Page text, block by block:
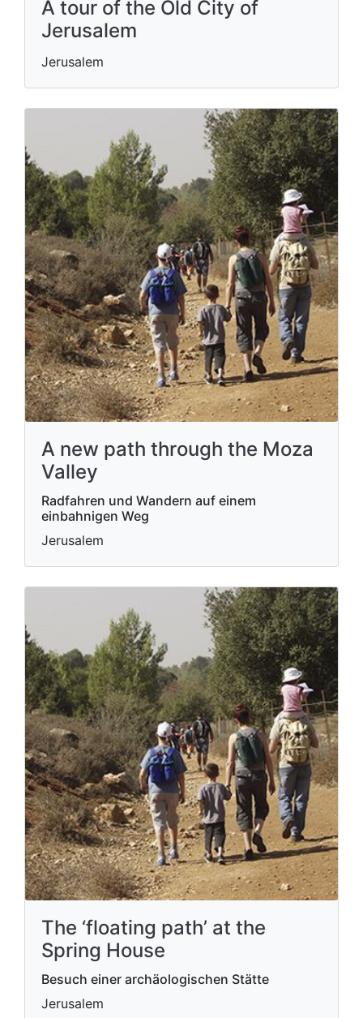
A tour of the Old City of
Jerusalem
Jerusalem
A new path through the Moza
Valley
Radfahren und Wandern auf einem
einbahnigen Weg
Jerusalem
The ‘floating path’ at the
Spring House
Besuch einer archäologischen Stätte
Jerusalem